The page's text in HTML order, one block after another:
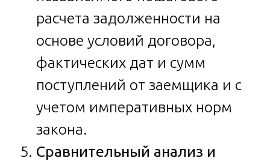
расчета задолженности на
основе условий договора,
фактических дат и сумм
поступлений от заемщика и с
учетом императивных норм
закона.
Сравнительный анализ и